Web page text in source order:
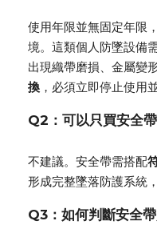
使用年限並無固定年限
境。這類個人防墜設備
出現織帶磨損、金屬變
換 ，必須立即停止使用
Q2：可以只買安全
不建議。安全帶需搭配
形成完整墜落防護系統
Q3：如何判斷安全